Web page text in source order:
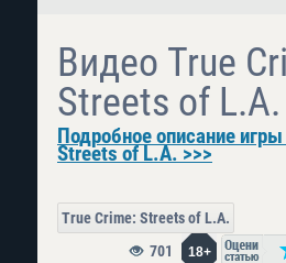
Видео True
Streets of L.A.
Подробное описание
Streets of L.A. >>>
True Crime: Streets of L.A.
18+
701